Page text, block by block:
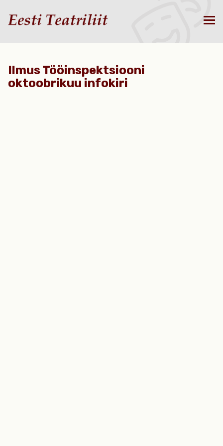
Ilmus Tööinspektsiooni
oktoobrikuu infokiri